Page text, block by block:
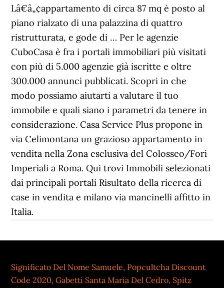
Lâ€â„¢appartamento di circa 87 mq è posto al
piano rialzato di una palazzina di quattro
ristrutturata, e gode di … Per le agenzie
CuboCasa è fra i portali immobiliari più visitati
con più di 5.000 agenzie già iscritte e oltre
300.000 annunci pubblicati. Scopri in che
modo possiamo aiutarti a valutare il tuo
immobile e quali siano i parametri da tenere in
considerazione. Casa Service Plus propone in
via Celimontana un grazioso appartamento in
vendita nella Zona esclusiva del Colosseo/Fori
Imperiali a Roma. Qui trovi Immobili selezionati
dai principali portali Risultato della ricerca di
case in vendita e milano via mancinelli affitto in
Italia.
Significato Del Nome Samuele, Popcultcha Discount
Code 2020,Gabetti Santa Maria Del Cedro, Spitz